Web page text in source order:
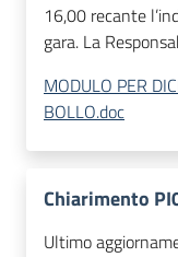
16,00 recante
gara. La
MODULO PER
BOLLO.doc
Chiarimento
Ultimo